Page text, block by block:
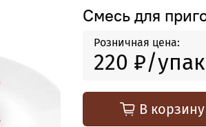
Смесь для
Розничная цена:
220 ₽
В корзину